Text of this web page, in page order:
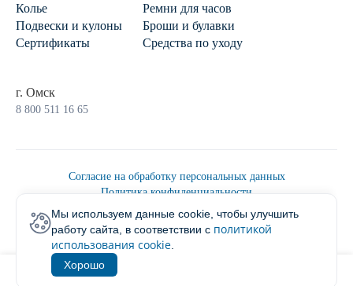
1
Колье
Ремни для часов
Подвески и кулоны
Броши и булавки
Сертификаты
Средства по уходу
г. Омск
8 800 511 16 65
Согласие на обработку персональных данных
Политика конфиденциальности
Политика обработки персональных данных
Пользовательским соглашением
2026 © Ювелирторг
Мы используем данные cookie, чтобы улучшить
работу сайта, в соответствии с политикой
использования cookie
Хорошо